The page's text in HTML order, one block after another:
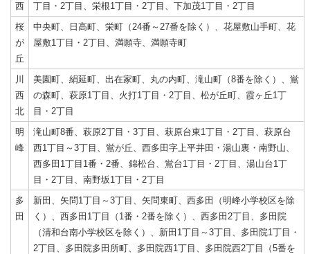
西
丁目・2丁目、栄根1丁目・2丁目、下加茂1丁目・2丁目
桜
が
丘
中央町、日高町、栄町（24番～27番を除く）、花屋敷山手町、花
屋敷1丁目・2丁目、満願寺、満願寺町
川
西
北
美園町、絹延町、出在家町、丸の内町、滝山町（8番を除く）、鴬
の森町、萩原1丁目、火打1丁目・2丁目、松が丘町、霞ヶ丘1丁
目・2丁目
明
峰
滝山町8番、萩原2丁目・3丁目、萩原台東1丁目・2丁目、萩原台
西1丁目～3丁目、鴬が丘、西多田字上平井田・湯山裏・南野山、
西多田1丁目1番・2番、錦松台、鴬台1丁目・2丁目、湯山台1丁
目・2丁目、南野坂1丁目・2丁目
多
田
新田、矢問1丁目～3丁目、矢問東町、西多田（明峰小学校区を除
く）、西多田1丁目（1番・2番を除く）、西多田2丁目、多田院
（清和台南小学校区を除く）、新田1丁目～3丁目、多田院1丁目・
2丁目、多田院多田所町、多田院西1丁目、多田院西2丁目（5番を